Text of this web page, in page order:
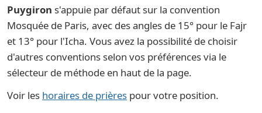
Puygiron s'appuie par défaut sur la convention
Mosquée de Paris, avec des angles de 15° pour le Fajr
et 13° pour l'Icha. Vous avez la possibilité de choisir
d'autres conventions selon vos préférences via le
sélecteur de méthode en haut de la page.
Voir les horaires de prières pour votre position.